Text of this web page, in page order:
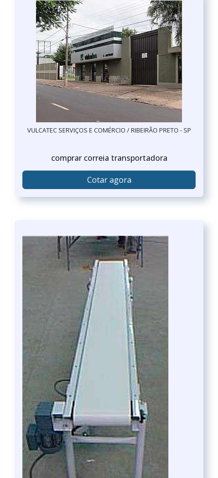
VULCATEC SERVIÇOS E COMÉRCIO / RIBEIRÃO PRETO - SP
comprar correia transportadora
Cotar agora